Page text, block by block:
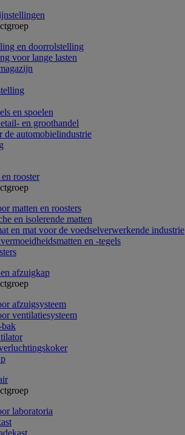
en doorrolstelling
voor lange lasten
en spoelen
en groothandel
de automobielindustrie
rooster
matten en roosters
en isolerende matten
en mat voor de voedselverwerkende industrie
en -tegels
afzuigkap
afzuigsysteem
ventilatiesysteem
laboratoria